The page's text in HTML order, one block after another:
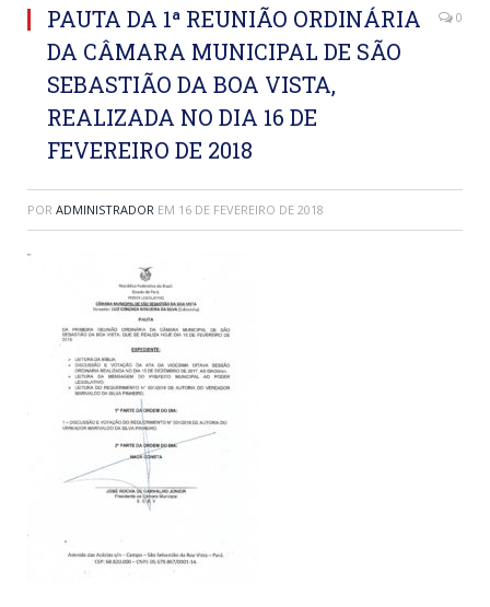
PAUTA DA 1ª REUNIÃO ORDINÁRIA
DA CÂMARA MUNICIPAL DE SÃO
SEBASTIÃO DA BOA VISTA,
REALIZADA NO DIA 16 DE
FEVEREIRO DE 2018
0
POR ADMINISTRADOR EM 16 DE FEVEREIRO DE 2018